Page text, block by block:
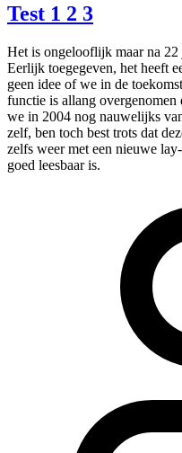
Test 1 2 3
Het is ongelooflijk maar na 22
Eerlijk toegegeven, het heeft
geen idee of we in de
functie is allang overgenomen
we in 2004 nog nauwelijks
zelf, ben toch best trots dat
zelfs weer met een nieuwe
goed leesbaar is.